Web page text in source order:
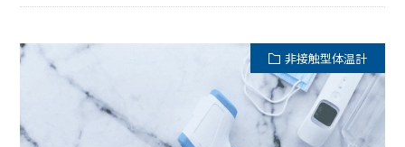
非接触型体温計